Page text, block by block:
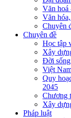
Văn hoá
Văn
Chuyên
Chuyên đề
Học tập
Xây
Đời
Việt
Quy
2045
Chương
Xây
Pháp luật